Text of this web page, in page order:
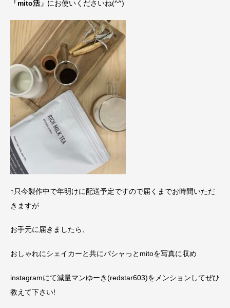
「mito活」 にお使いくださいね(^^)
↑只今製作中で年明けに配送予定ですので届くまでお時間いただ
きますが
お手元に届きましたら、
おしゃれにシェイカーと共にパシャっとmitoを写真に収め
instagramにて減量マンゆーき(redstar603)をメンションしてぜひ
教えて下さい!